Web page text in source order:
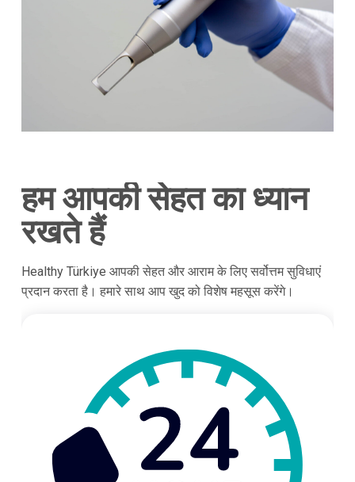
हम आपकी सेहत का ध्यान
रखते हैं
Healthy Türkiye आपकी सेहत और आराम के लिए सर्वोत्तम सुविधाएं
प्रदान करता है। हमारे साथ आप खुद को विशेष महसूस करेंगे।